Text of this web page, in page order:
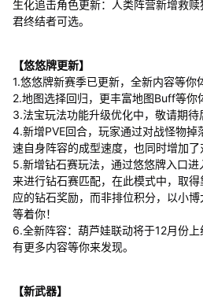
生化追击角色更新：人类阵营新增救
君终结者可选。
【悠悠牌更新】
1.悠悠牌新赛季已更新，全新内容等你
2.地图选择回归，更丰富地图Buff等你
3.法宝玩法功能升级优化中，敬请期待
4.新增PVE回合，玩家通过对战怪物掉
速自身阵容的成型速度，也同时增加了
5.新增钻石赛玩法，通过悠悠牌入口
来进行钻石赛匹配，在此模式中，取
应的钻石奖励，而非排位积分，以小
等着你！
6.全新阵容：葫芦娃联动将于12月份
有更多内容等你来发现。
【新武器】